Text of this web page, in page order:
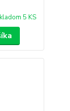
5 KS